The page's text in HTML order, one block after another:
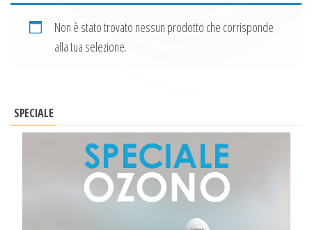
Non è stato trovato nessun prodotto che corrisponde
alla tua selezione.
SPECIALE